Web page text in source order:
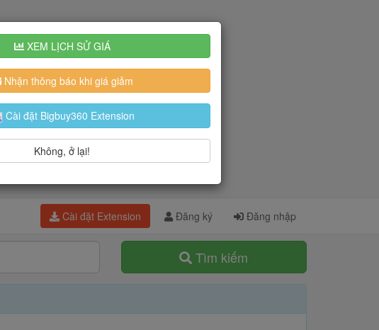
Cài đặt Extension Đăng ký Đăng nhập
Tìm kiếm
XEM LỊCH SỬ GIÁ
Nhận thông báo khi giá giảm
Cài đặt Bigbuy360 Extension
Không, ở lại!